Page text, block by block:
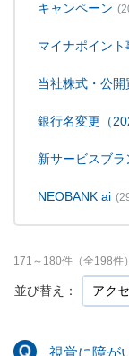
キャンペーン
マイナポイント
当社株式・公開
銀行名変更（
新サービスブラ
NEOBANK ai
並び替え：
171 ～ 180件（全198件）
視覚に障が